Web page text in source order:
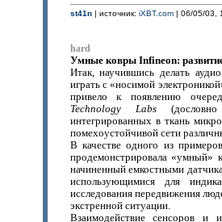
st41n| источник: iXBT.com| 06/05/03,
hard
Умные ковры Infineon:
Итак, научившись делать
играть с «носимой
привело к появлению
Technology Labs(дословно
интегрированных в ткань
помехоустойчивой сети
В качестве одного из
продемонстрировала «умный»
начиненный емкостными
использующимися для
исследования передвижения
экстренной ситуации.
Взаимодействие сенсоров и